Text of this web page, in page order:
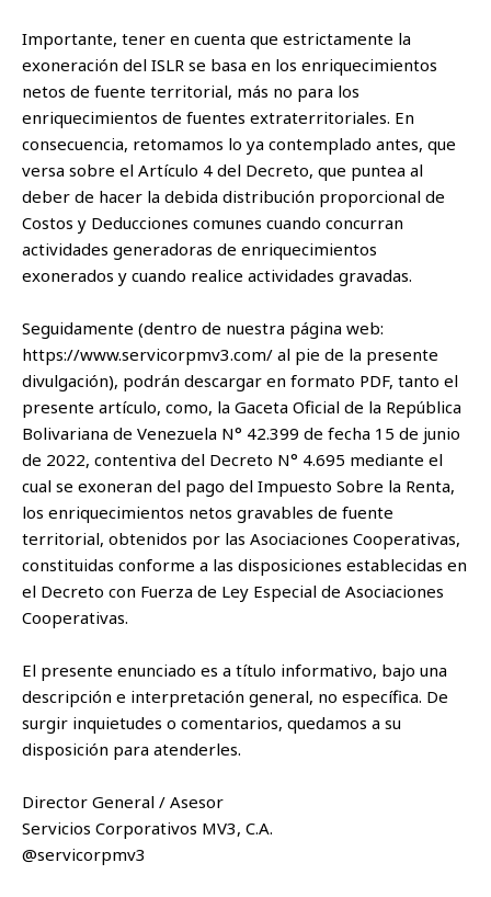
Importante, tener en cuenta que estrictamente la
exoneración del ISLR se basa en los enriquecimientos
netos de fuente territorial, más no para los
enriquecimientos de fuentes extraterritoriales. En
consecuencia, retomamos lo ya contemplado antes, que
versa sobre el Artículo 4 del Decreto, que puntea al
deber de hacer la debida distribución proporcional de
Costos y Deducciones comunes cuando concurran
actividades generadoras de enriquecimientos
exonerados y cuando realice actividades gravadas.
Seguidamente (dentro de nuestra página web:
https://www.servicorpmv3.com/ al pie de la presente
divulgación), podrán descargar en formato PDF, tanto el
presente artículo, como, la Gaceta Oficial de la República
Bolivariana de Venezuela N° 42.399 de fecha 15 de junio
de 2022, contentiva del Decreto N° 4.695 mediante el
cual se exoneran del pago del Impuesto Sobre la Renta,
los enriquecimientos netos gravables de fuente
territorial, obtenidos por las Asociaciones Cooperativas,
constituidas conforme a las disposiciones establecidas en
el Decreto con Fuerza de Ley Especial de Asociaciones
Cooperativas.
El presente enunciado es a título informativo, bajo una
descripción e interpretación general, no específica. De
surgir inquietudes o comentarios, quedamos a su
disposición para atenderles.
Director General / Asesor
Servicios Corporativos MV3, C.A.
@servicorpmv3